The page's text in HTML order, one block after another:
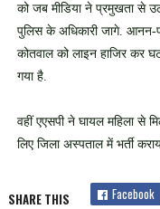
को जब मीडिया ने प्रमुखता से
पुलिस के अधिकारी जागे. आनन-
कोतवाल को लाइन हाजिर कर
गया है.
वहीं एएसपी ने घायल महिला से
लिए जिला अस्पताल में भर्ती
SHARE THIS Facebook